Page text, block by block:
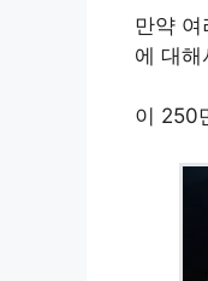
만약
에 대
이 250